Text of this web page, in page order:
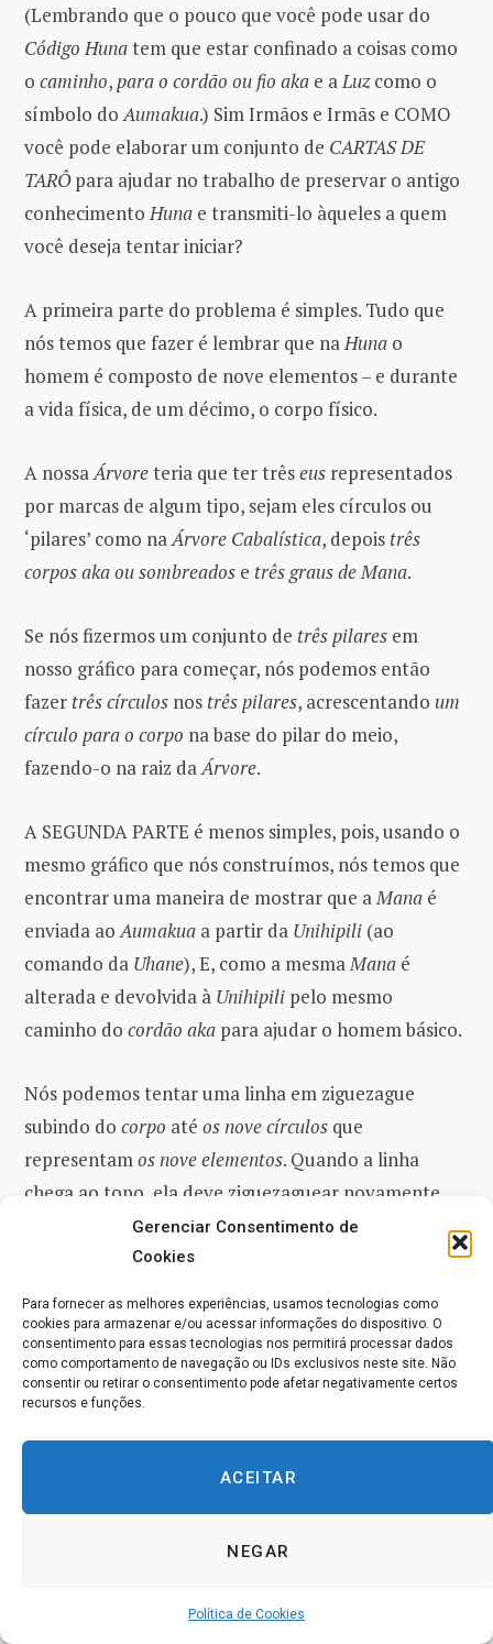
Gerenciar Consentimento de
Cookies
Para fornecer as melhores experiências, usamos tecnologias como
cookies para armazenar e/ou acessar informações do dispositivo. O
consentimento para essas tecnologias nos permitirá processar dados
como comportamento de navegação ou IDs exclusivos neste site. Não
consentir ou retirar o consentimento pode afetar negativamente certos
recursos e funções.
ACEITAR
NEGAR
Política de Cookies
(Lembrando que o pouco que você pode usar do
Código Hunatem que estar confinado a coisas como
o caminho,para o cordão ou fio aka e aLuzcomo o
símbolo doAumakua.) Sim Irmãos e Irmãs e COMO
você pode elaborar um conjunto de CARTAS DE
TARÔpara ajudar no trabalho de preservar o antigo
conhecimentoHuna e transmiti-lo àqueles a quem
você deseja tentar iniciar?
A primeira parte do problema é simples. Tudo que
nós temos que fazer é lembrar que naHuna o
homem é composto de nove elementos – e durante
a vida física, de um décimo, o corpo físico.
A nossaÁrvoreteria que ter trêseus representados
por marcas de algum tipo, sejam eles círculos ou
‘pilares’ como naÁrvore Cabalística, depois três
corpos aka ou sombreados e três graus de Mana.
Se nós fizermos um conjunto de três pilares em
nosso gráfico para começar, nós podemos então
fazer três círculos nos três pilares, acrescentando um
círculo para o corpo na base do pilar do meio,
fazendo-o na raiz daÁrvore.
A SEGUNDA PARTE é menos simples, pois, usando o
mesmo gráfico que nós construímos, nós temos que
encontrar uma maneira de mostrar que aMana é
enviada aoAumakua a partir da Unihipili (ao
comando da Uhane), E, ​​como a mesmaMana é
alterada e devolvida à Unihipili pelo mesmo
caminho do cordão aka para ajudar o homem básico.
Nós podemos tentar uma linha em ziguezague
subindo do corpo até os nove círculos que
representamos nove elementos. Quando a linha
chega ao topo, ela deve ziguezaguear novamente
para baixo – uma representação bastante
Orelâmpagotem sido o símboloHuna dessa viagem
deManae, portanto, nós podemos estar no caminho
certo. Pode ser mais fácil fazer esse desenho se nós
Para a terceira etapa e complicação, nós
precisaremos simbolizar o fato de que os
compartilhamentos mentais, tais como o comando